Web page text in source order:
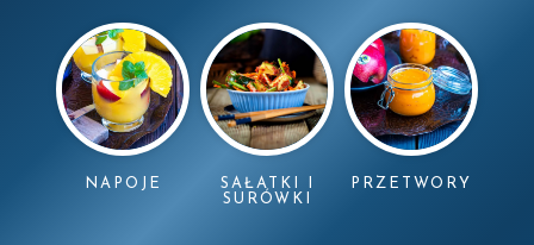
NAPOJE
SAŁATKI I
SURÓWKI
PRZETWORY